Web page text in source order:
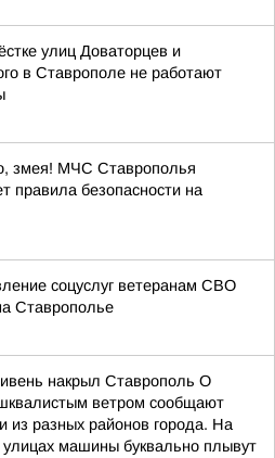
улиц Доваторцев и
в Ставрополе не работают
змея! МЧС Ставрополья
правила безопасности на
соцуслуг ветеранам СВО
Ставрополье
накрыл Ставрополь О
ветром сообщают
из разных районов города. На
улицах машины буквально плывут